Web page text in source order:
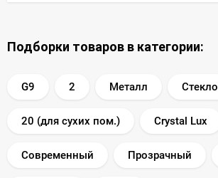
Подборки товаров в категории:
G9 2 Металл Стекло
20 (для сухих пом.) Crystal Lux
Современный Прозрачный